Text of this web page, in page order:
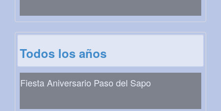
Todos los años
Fiesta Aniversario Paso del Sapo